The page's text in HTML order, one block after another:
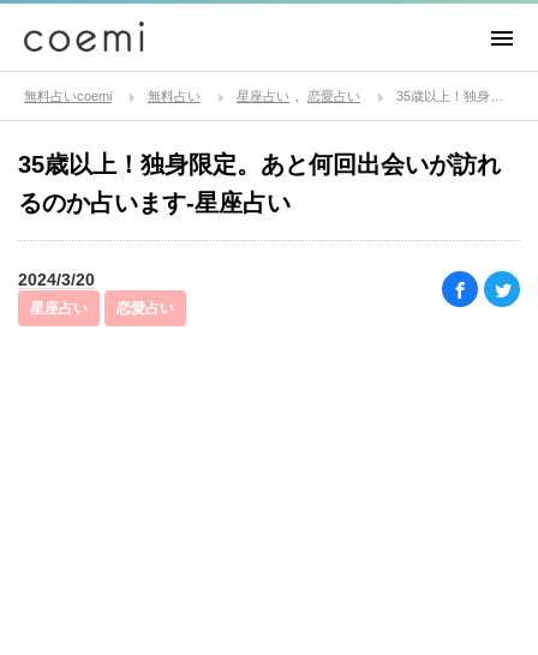
無料占いcoemi 無料占い 星座占い 恋愛占い
35歳以上！独身限定。あと何回出会いが訪れ
るのか占います-星座占い
2024/3/20
星座占い 恋愛占い